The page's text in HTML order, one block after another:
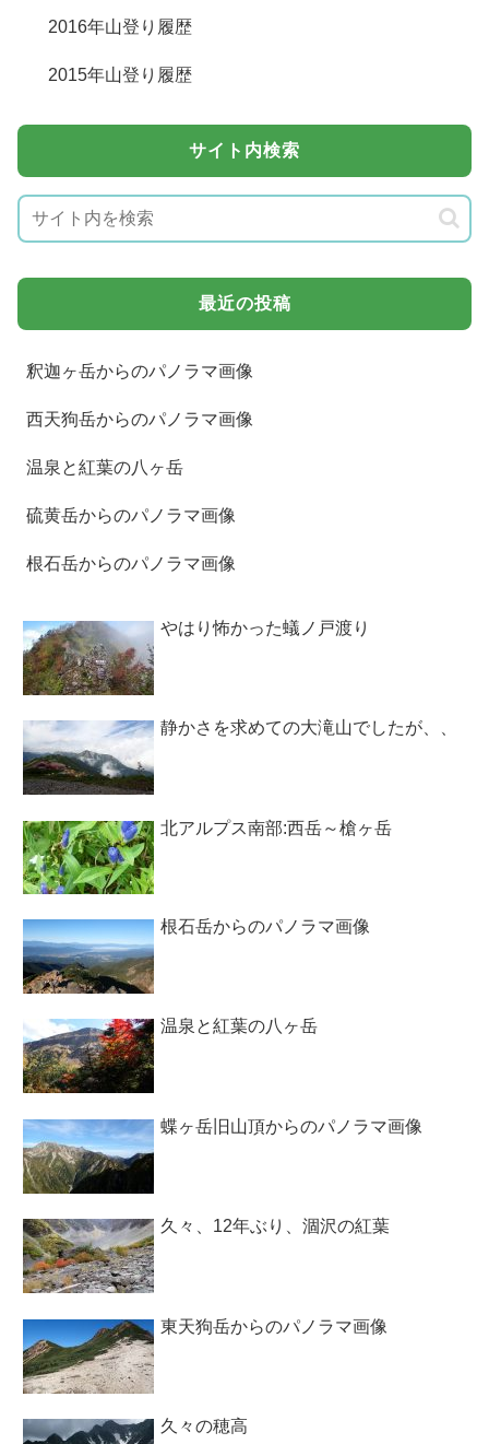
2016年山登り履歴
2015年山登り履歴
サイト内検索
最近の投稿
釈迦ヶ岳からのパノラマ画像
西天狗岳からのパノラマ画像
温泉と紅葉の八ヶ岳
硫黄岳からのパノラマ画像
根石岳からのパノラマ画像
やはり怖かった蟻ノ戸渡り
静かさを求めての大滝山でしたが、、
北アルプス南部:西岳～槍ヶ岳
根石岳からのパノラマ画像
温泉と紅葉の八ヶ岳
蝶ヶ岳旧山頂からのパノラマ画像
久々、12年ぶり、涸沢の紅葉
東天狗岳からのパノラマ画像
久々の穂高